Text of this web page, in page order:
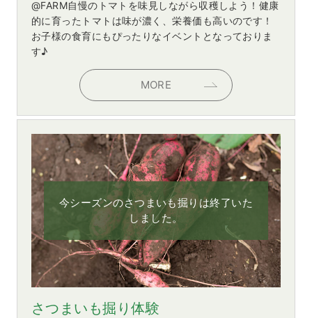
@FARM自慢のトマトを味見しながら収穫しよう！健康
的に育ったトマトは味が濃く、栄養価も高いのです！
お子様の食育にもぴったりなイベントとなっておりま
す♪
MORE
今シーズンのさつまいも掘りは終了いた
しました。
さつまいも掘り体験